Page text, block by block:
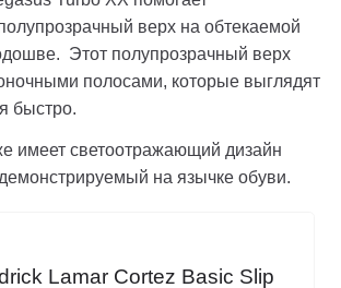
верх на обтекаемой
Этот полупрозрачный верх
полосами, которые выглядят
быстро.
имеет светоотражающий дизайн
на язычке обуви.
Lamar Cortez Basic Slip